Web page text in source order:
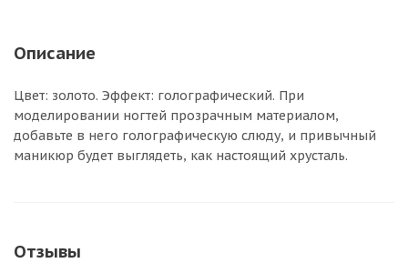
Описание
Цвет: золото. Эффект: голографический. При
моделировании ногтей прозрачным материалом,
добавьте в него голографическую слюду, и привычный
маникюр будет выглядеть, как настоящий хрусталь.
Отзывы